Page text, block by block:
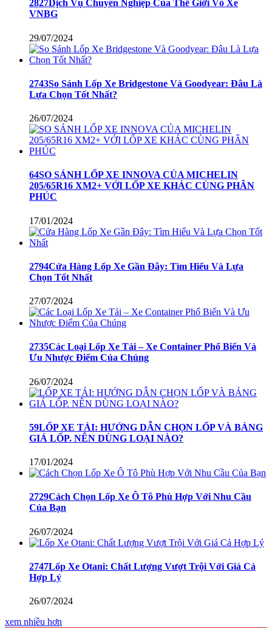
2827Dịch Vụ Chuyên Nghiệp Của Thế Giới Vỏ Xe
VNBG
29/07/2024
2743So Sánh Lốp Xe Bridgestone Và Goodyear: Đâu Là
Lựa Chọn Tốt Nhất?
26/07/2024
64SO SÁNH LỐP XE INNOVA CỦA MICHELIN
205/65R16 XM2+ VỚI LỐP XE KHÁC CÙNG PHÂN
PHÚC
17/01/2024
2794Cửa Hàng Lốp Xe Gần Đây: Tìm Hiểu Và Lựa
Chọn Tốt Nhất
27/07/2024
2735Các Loại Lốp Xe Tải – Xe Container Phổ Biến Và
Ưu Nhược Điểm Của Chúng
26/07/2024
59LỐP XE TẢI: HƯỚNG DẪN CHỌN LỐP VÀ BẢNG
GIÁ LỐP. NÊN DÙNG LOẠI NÀO?
17/01/2024
2729Cách Chọn Lốp Xe Ô Tô Phù Hợp Với Nhu Cầu
Của Bạn
26/07/2024
2747Lốp Xe Otani: Chất Lượng Vượt Trội Với Giá Cả
Hợp Lý
26/07/2024
xem nhiều hơn